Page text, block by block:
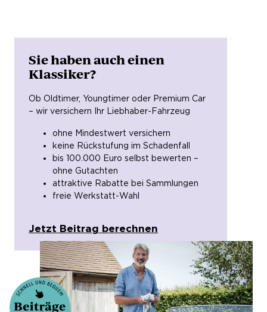
Sie haben auch einen
Klassiker?
Ob Oldtimer, Youngtimer oder Premium Car
– wir versichern Ihr Liebhaber-Fahrzeug
ohne Mindestwert versichern
keine Rückstufung im Schadenfall
bis 100.000 Euro selbst bewerten –
ohne Gutachten
attraktive Rabatte bei Sammlungen
freie Werkstatt-Wahl
Jetzt Beitrag berechnen